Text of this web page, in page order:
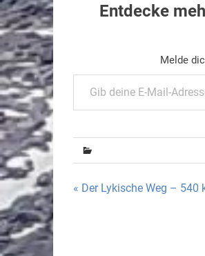
Entdecke
Melde
Gib deine E-Mail-Adresse ein ...
« Der Lykische Weg – 540